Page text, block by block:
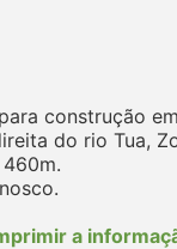
construção
do rio Tua,
a